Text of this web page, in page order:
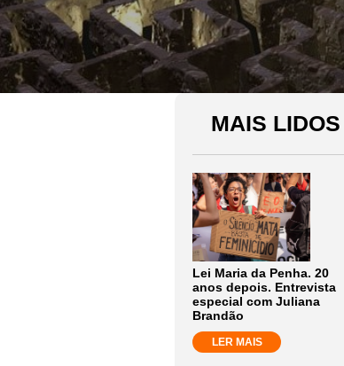
MAIS LIDOS
Lei Maria da Penha. 20
anos depois. Entrevista
especial com Juliana
Brandão
LER MAIS